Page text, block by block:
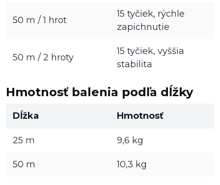
50 m / 1 hrot
15 tyčiek, rýchle
zapichnutie
50 m / 2 hroty
15 tyčiek, vyššia
stabilita
Hmotnosť balenia podľa dĺžky
Dĺžka Hmotnosť
25 m 9,6 kg
50 m 10,3 kg